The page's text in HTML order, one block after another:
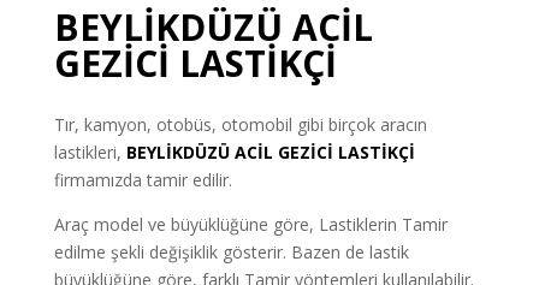
BEYLİKDÜZÜ ACİL
GEZİCİ LASTİKÇİ
Tır, kamyon, otobüs, otomobil gibi birçok aracın
lastikleri, BEYLİKDÜZÜ ACİL GEZİCİ LASTİKÇİ
firmamızda tamir edilir.
Araç model ve büyüklüğüne göre, Lastiklerin Tamir
edilme şekli değişiklik gösterir. Bazen de lastik
büyüklüğüne göre, farklı Tamir yöntemleri kullanılabilir.